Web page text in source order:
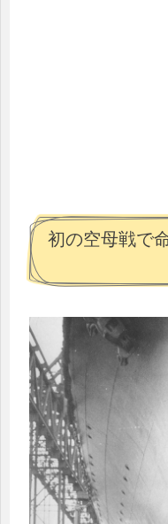
初の空母戦で